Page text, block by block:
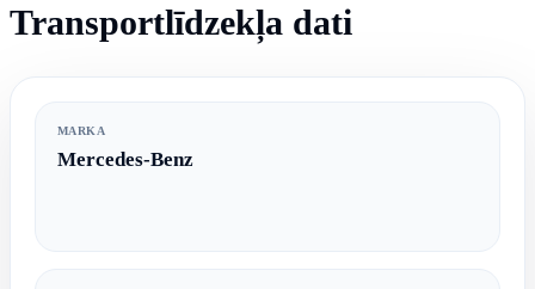
Transportlīdzekļa dati
MARKA
Mercedes-Benz